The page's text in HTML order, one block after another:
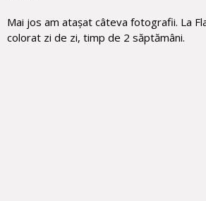
Mai jos am atașat câteva fotografii. La
colorat zi de zi, timp de 2 săptămâni.